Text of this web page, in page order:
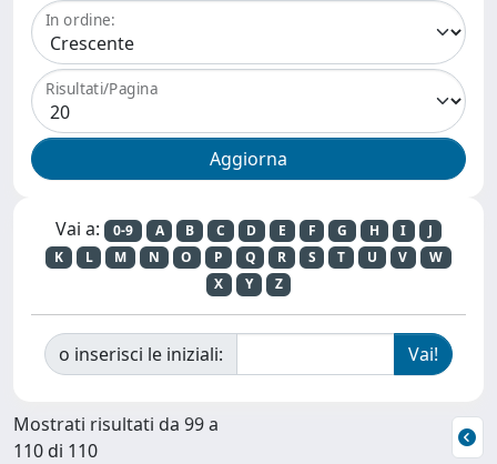
In ordine:
Risultati/Pagina
Vai a: 0-9 A B C D E F G H I
J
K
L M N O P Q R S T U V
W
X
Y Z
o inserisci le iniziali:
Mostrati risultati da 99 a
110 di 110